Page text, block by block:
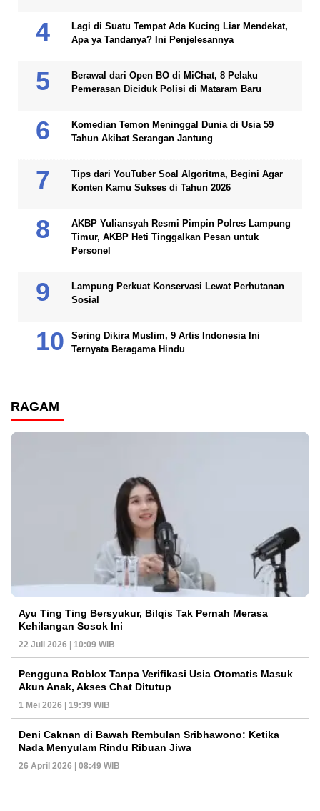
Lagi di Suatu Tempat Ada Kucing Liar Mendekat,
Apa ya Tandanya? Ini Penjelesannya
Berawal dari Open BO di MiChat, 8 Pelaku
Pemerasan Diciduk Polisi di Mataram Baru
Komedian Temon Meninggal Dunia di Usia 59
Tahun Akibat Serangan Jantung
Tips dari YouTuber Soal Algoritma, Begini Agar
Konten Kamu Sukses di Tahun 2026
AKBP Yuliansyah Resmi Pimpin Polres Lampung
Timur, AKBP Heti Tinggalkan Pesan untuk
Personel
Lampung Perkuat Konservasi Lewat Perhutanan
Sosial
Sering Dikira Muslim, 9 Artis Indonesia Ini
Ternyata Beragama Hindu
RAGAM
Ayu Ting Ting Bersyukur, Bilqis Tak Pernah Merasa
Kehilangan Sosok Ini
22 Juli 2026 | 10:09 WIB
Pengguna Roblox Tanpa Verifikasi Usia Otomatis Masuk
Akun Anak, Akses Chat Ditutup
1 Mei 2026 | 19:39 WIB
Deni Caknan di Bawah Rembulan Sribhawono: Ketika
Nada Menyulam Rindu Ribuan Jiwa
26 April 2026 | 08:49 WIB